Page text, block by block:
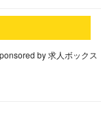
by 求人ボックス